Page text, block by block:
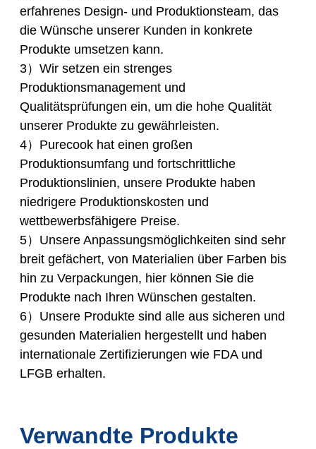
erfahrenes Design- und Produktionsteam, das
die Wünsche unserer Kunden in konkrete
Produkte umsetzen kann.
3）Wir setzen ein strenges
Produktionsmanagement und
Qualitätsprüfungen ein, um die hohe Qualität
unserer Produkte zu gewährleisten.
4）Purecook hat einen großen
Produktionsumfang und fortschrittliche
Produktionslinien, unsere Produkte haben
niedrigere Produktionskosten und
wettbewerbsfähigere Preise.
5）Unsere Anpassungsmöglichkeiten sind sehr
breit gefächert, von Materialien über Farben bis
hin zu Verpackungen, hier können Sie die
Produkte nach Ihren Wünschen gestalten.
6）Unsere Produkte sind alle aus sicheren und
gesunden Materialien hergestellt und haben
internationale Zertifizierungen wie FDA und
LFGB erhalten.
Verwandte Produkte